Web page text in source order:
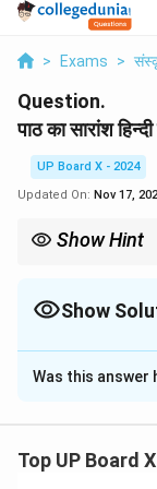
> Exams >
Question.
पाठ का सारांश
UP Board X - 2024
Updated On: Nov 17,
Show Hint
और आधुनिक
Show
Solution and
सारांश:
इसका भारतीय
Was this answer
Top UP Board